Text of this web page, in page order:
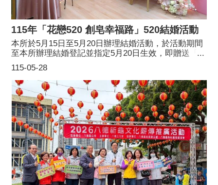
115年「花戀520 創皂幸福路」520結婚活動
115-05-28
本所於5月15日至5月20日辦理結婚活動，於活動期間
至本所辦理結婚登記並指定5月20日生效，即贈送「花
束磁鐵香皂禮盒」與「金鏟子」，祝福新人香(相)伴
一生，早生貴子！